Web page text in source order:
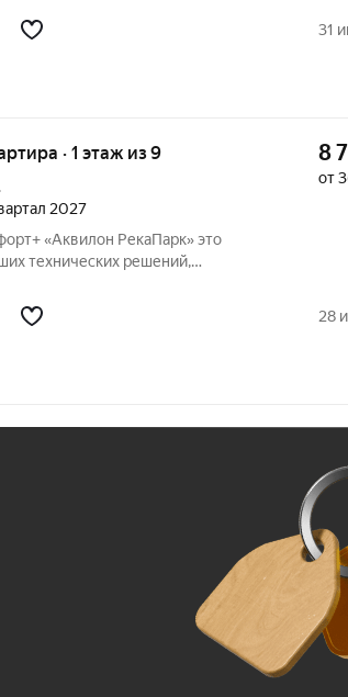
перспективный проект для тех,
31
· 1 этаж из 9
2027
«Аквилон РекаПарк» это
технических решений,
перспективный проект для тех,
8
от
28